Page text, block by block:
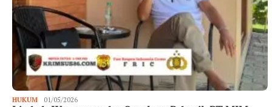
HUKUM 01/05/2026